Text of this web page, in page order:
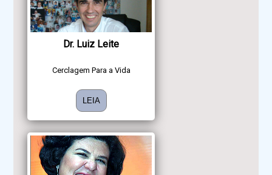
Dr. Luiz Leite
Cerclagem Para a Vida
LEIA